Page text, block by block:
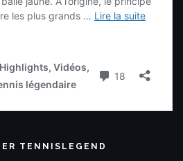
TENNISLEGEND